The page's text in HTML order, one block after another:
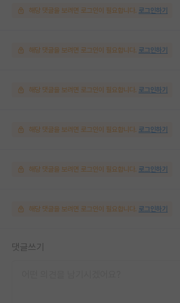
해당 댓글을 보려면 로그인이 필요합니다. 로그인하기
해당 댓글을 보려면 로그인이 필요합니다. 로그인하기
해당 댓글을 보려면 로그인이 필요합니다. 로그인하기
해당 댓글을 보려면 로그인이 필요합니다. 로그인하기
해당 댓글을 보려면 로그인이 필요합니다. 로그인하기
해당 댓글을 보려면 로그인이 필요합니다. 로그인하기
댓글쓰기